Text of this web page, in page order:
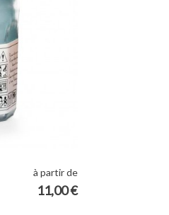
à partir de
11,00 €